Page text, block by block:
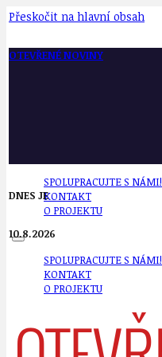
Přeskočit na hlavní obsah
OTEVŘENÉ NOVINY
SPOLUPRACUJTE S NÁMI!
KONTAKT
O PROJEKTU
SPOLUPRACUJTE S NÁMI!
KONTAKT
O PROJEKTU
DNES JE
10.8.2026